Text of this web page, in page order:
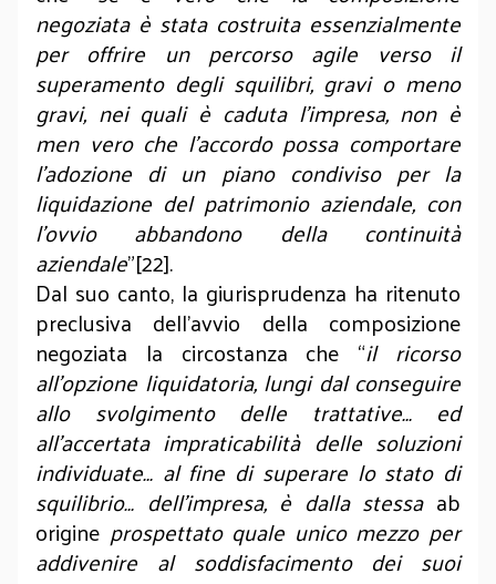
negoziata è stata costruita essenzialmente
per offrire un percorso agile verso il
superamento degli squilibri, gravi o meno
gravi, nei quali è caduta l’impresa, non è
men vero che l’accordo possa comportare
l’adozione di un piano condiviso per la
liquidazione del patrimonio aziendale, con
l’ovvio abbandono della continuità
aziendale”[22].
Dal suo canto, la giurisprudenza ha ritenuto
preclusiva dell’avvio della composizione
negoziata la circostanza che “il ricorso
all’opzione liquidatoria, lungi dal conseguire
allo svolgimento delle trattative… ed
all’accertata impraticabilità delle soluzioni
individuate… al fine di superare lo stato di
squilibrio… dell’impresa, è dalla stessa ab
origine prospettato quale unico mezzo per
addivenire al soddisfacimento dei suoi